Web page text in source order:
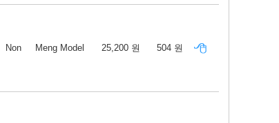
Non Meng Model 25,200 원 504 원